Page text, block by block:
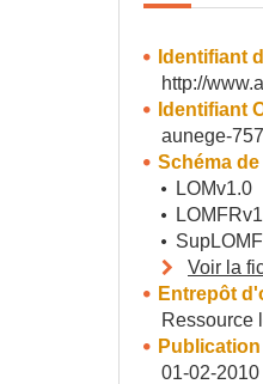
Identifiant
http://
Identifiant
aunege-757
Schéma
LOMv1.0
Voir la
Entrepôt
Ressource
Publication
01-02-2010